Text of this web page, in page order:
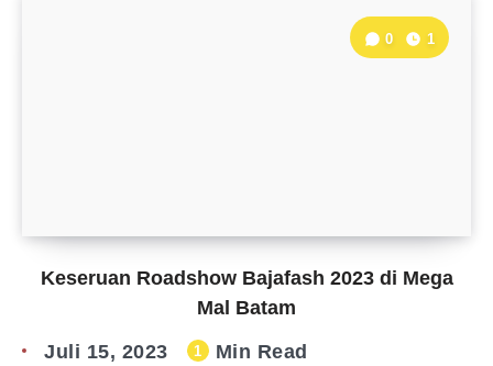
Keseruan Roadshow Bajafash 2023 di Mega
Mal Batam
0 1
Juli 15, 2023 1 Min Read